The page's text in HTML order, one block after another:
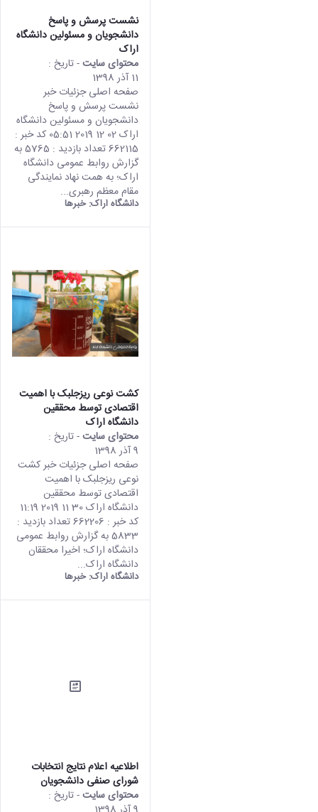
نشست پرسش و پاسخ
دانشجویان و مسئولین دانشگاه
اراک
محتوای سایت- تاریخ :
11 آذر 1398
صفحه اصلی جزئیات خبر
نشست پرسش و پاسخ
دانشجویان و مسئولین دانشگاه
اراک 02 12 2019 05:51 کد خبر :
662115 تعداد بازدید : 5765 به
گزارش روابط عمومی دانشگاه
اراک؛ به همت نهاد نمایندگی
مقام معظم رهبری...
دانشگاه اراک:خبرها
کشت نوعی ریزجلبک با اهمیت
اقتصادی توسط محققین
دانشگاه اراک
محتوای سایت- تاریخ :
9 آذر 1398
صفحه اصلی جزئیات خبر کشت
نوعی ریزجلبک با اهمیت
اقتصادی توسط محققین
دانشگاه اراک 30 11 2019 11:19
کد خبر : 662206 تعداد بازدید :
5833 به گزارش روابط عمومی
دانشگاه اراک؛ اخیرا محققان
دانشگاه اراک...
دانشگاه اراک:خبرها
اطلاعیه اعلام نتایج انتخابات
شورای صنفی دانشجویان
محتوای سایت- تاریخ :